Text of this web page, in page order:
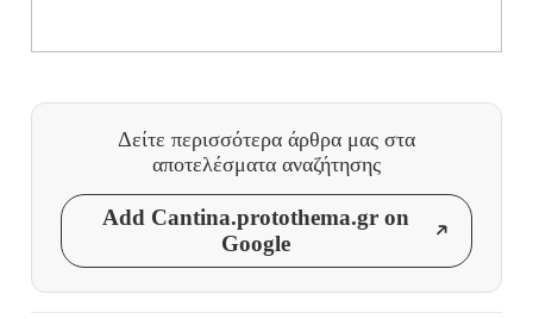
Δείτε περισσότερα άρθρα μας στα
αποτελέσματα αναζήτησης
Add Cantina.protothema.gr on
Google